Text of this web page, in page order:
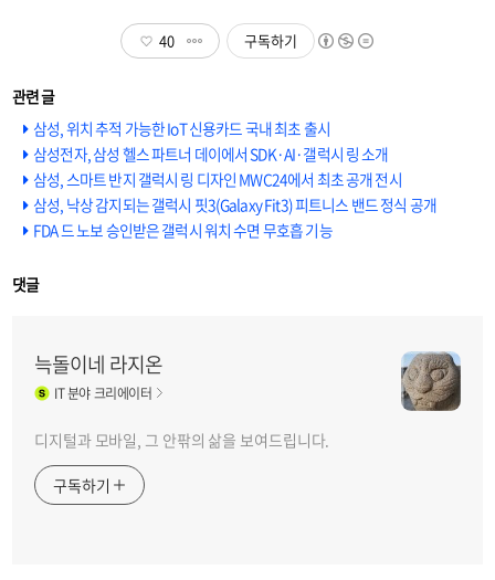
40 구독하기
삼성, 위치 추적 가능한 IoT 신용카드 국내 최초 출시
삼성전자, 삼성 헬스 파트너 데이에서 SDK·AI·갤럭시 링 소개
삼성, 스마트 반지 갤럭시 링 디자인 MWC24에서 최초 공개 전시
삼성, 낙상 감지되는 갤럭시 핏3(Galaxy Fit3) 피트니스 밴드 정식 공개
FDA 드 노보 승인받은 갤럭시 워치 수면 무호흡 기능
댓글
늑돌이네 라지온
IT분야 크리에이터
디지털과 모바일, 그 안팎의 삶을 보여드립니다.
구독하기